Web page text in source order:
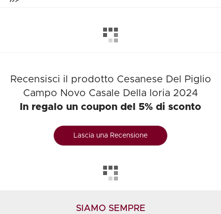
Recensisci il prodotto Cesanese Del Piglio
Campo Novo Casale Della Ioria 2024
In regalo un coupon del 5% di sconto
Lascia una Recensione
SIAMO SEMPRE